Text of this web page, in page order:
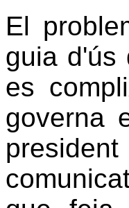
El
guia d'ús
es
governa